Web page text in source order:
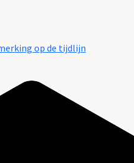
op de tijdlijn